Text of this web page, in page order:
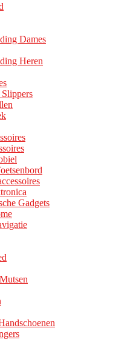
Dames
Heren
Gadgets